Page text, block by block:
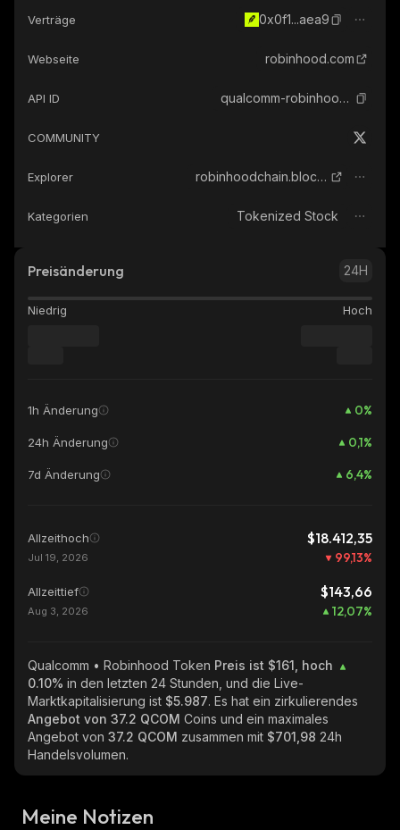
Verträge 0x0f1...aea9
Webseite robinhood.com
API ID qualcomm-robinhood-tokenized-stock
COMMUNITY
Explorer robinhoodchain.blockscout.com
Kategorien Tokenized Stock
Preisänderung 24H
Niedrig Hoch
1h Änderung 0%
24h Änderung 0,1%
7d Änderung 6,4%
Allzeithoch $18.412,35
Jul 19, 2026 99,13%
Allzeittief $143,66
Aug 3, 2026 12,07%
Qualcomm • Robinhood Token Preis ist $161, hoch
0.10% in den letzten 24 Stunden, und die Live-
Marktkapitalisierung ist $5.987. Es hat ein zirkulierendes
Angebot von 37.2 QCOM Coins und ein maximales
Angebot von 37.2 QCOM zusammen mit $701,98 24h
Handelsvolumen.
Meine Notizen